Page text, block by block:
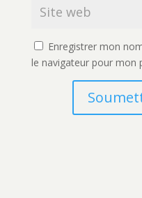
Enregistrer mon
le navigateur pour mon